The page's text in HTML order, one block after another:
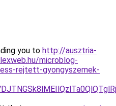
you to http://ausztria-
microblog-
rejtett-gyongyszemek-